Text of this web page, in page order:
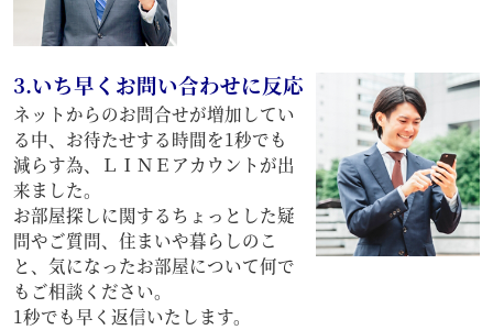
3.いち早くお問い合わせに反応
ネットからのお問合せが増加してい
る中、お待たせする時間を1秒でも
減らす為、ＬＩＮＥアカウントが出
来ました。
お部屋探しに関するちょっとした疑
問やご質問、住まいや暮らしのこ
と、気になったお部屋について何で
もご相談ください。
1秒でも早く返信いたします。